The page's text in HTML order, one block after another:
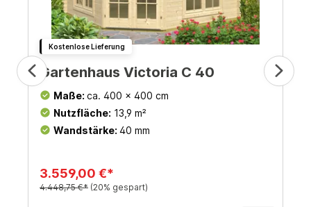
Kostenlose Lieferung
Gartenhaus Victoria C 40
Maße: ca. 400 x 400 cm
Nutzfläche: 13,9 m²
Wandstärke: 40 mm
3.559,00 €*
4.448,75 €* (20% gespart)